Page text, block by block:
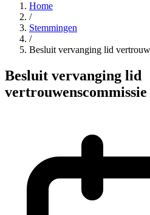
Home
/
Stemmingen
/
Besluit vervanging lid
Besluit vervanging lid
vertrouwenscommissie